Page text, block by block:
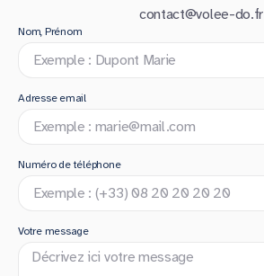
Nom, Prénom
Adresse email
Numéro de téléphone
Votre message
contact@volee-do.fr